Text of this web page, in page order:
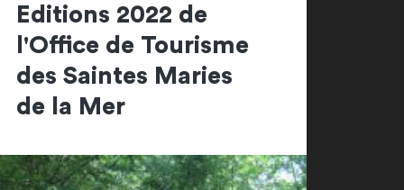
Editions 2022 de
l'Office de Tourisme
des Saintes Maries
de la Mer